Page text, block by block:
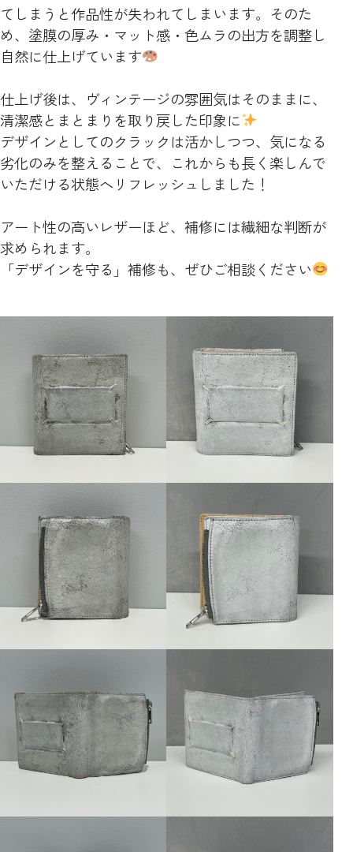
てしまうと作品性が失われてしまいます。そのた
め、塗膜の厚み・マット感・色ムラの出方を調整し
自然に仕上げています
仕上げ後は、ヴィンテージの雰囲気はそのままに、
清潔感とまとまりを取り戻した印象に
デザインとしてのクラックは活かしつつ、気になる
劣化のみを整えることで、これからも長く楽しんで
いただける状態へリフレッシュしました！
アート性の高いレザーほど、補修には繊細な判断が
求められます。
「デザインを守る」補修も、ぜひご相談ください